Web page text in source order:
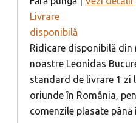
Livrare
disponibilă
Ridicare disponibilă din
noastre Leonidas
standard de livrare 1 zi
oriunde în România,
comenzile plasate până